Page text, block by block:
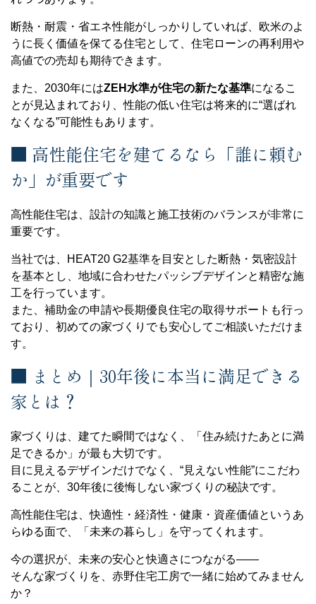
断熱・耐震・省エネ性能がしっかりしていれば、欧米のよ
うに長く価値を保てる住宅として、住宅ローンの再利用や
高値での売却も期待できます。
また、2030年にはZEH水準が住宅の新たな基準になるこ
とが見込まれており、性能の低い住宅は将来的に“選ばれ
なくなる”可能性もあります。
■ 高性能住宅を建てるなら「誰に頼む
か」が重要です
高性能住宅は、設計の知識と施工技術のバランスが非常に
重要です。
当社では、HEAT20 G2基準を目安とした断熱・気密設計
を基本とし、地域に合わせたパッシブデザインと精密な施
工を行っています。
また、補助金の申請や長期優良住宅の取得サポートも行っ
ており、初めての家づくりでも安心してご相談いただけま
す。
■ まとめ｜30年後に本当に満足できる
家とは？
家づくりは、建てた瞬間ではなく、「住み続けたあとに満
足できるか」が最も大切です。
目に見えるデザインだけでなく、“見えない性能”にこだわ
ることが、30年後に後悔しない家づくりの秘訣です。
高性能住宅は、快適性・経済性・健康・資産価値というあ
らゆる面で、「未来の暮らし」を守ってくれます。
今の選択が、未来の安心と快適さにつながる――
そんな家づくりを、赤野住宅工房で一緒に始めてみません
か？